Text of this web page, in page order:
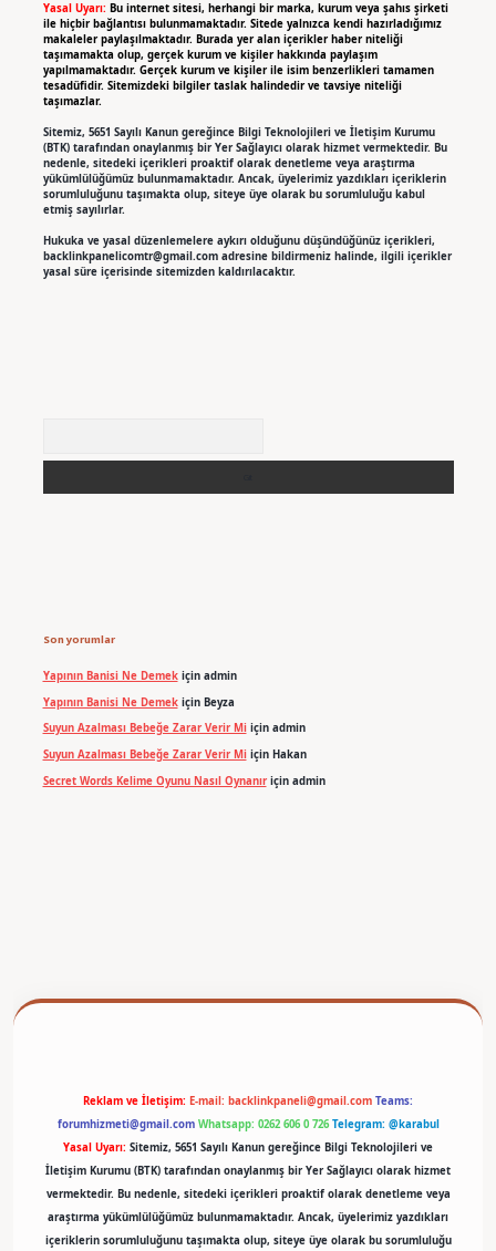
Yasal Uyarı: Bu internet sitesi, herhangi bir marka, kurum veya şahıs şirketi
ile hiçbir bağlantısı bulunmamaktadır. Sitede yalnızca kendi hazırladığımız
makaleler paylaşılmaktadır. Burada yer alan içerikler haber niteliği
taşımamakta olup, gerçek kurum ve kişiler hakkında paylaşım
yapılmamaktadır. Gerçek kurum ve kişiler ile isim benzerlikleri tamamen
tesadüfidir. Sitemizdeki bilgiler taslak halindedir ve tavsiye niteliği
taşımazlar.
Sitemiz, 5651 Sayılı Kanun gereğince Bilgi Teknolojileri ve İletişim Kurumu
(BTK) tarafından onaylanmış bir Yer Sağlayıcı olarak hizmet vermektedir. Bu
nedenle, sitedeki içerikleri proaktif olarak denetleme veya araştırma
yükümlülüğümüz bulunmamaktadır. Ancak, üyelerimiz yazdıkları içeriklerin
sorumluluğunu taşımakta olup, siteye üye olarak bu sorumluluğu kabul
etmiş sayılırlar.
Hukuka ve yasal düzenlemelere aykırı olduğunu düşündüğünüz içerikleri,
backlinkpanelicomtr@gmail.comadresine bildirmeniz halinde, ilgili içerikler
yasal süre içerisinde sitemizden kaldırılacaktır.
Son yorumlar
Yapının Banisi Ne Demekiçin admin
Yapının Banisi Ne Demekiçin Beyza
Suyun Azalması Bebeğe Zarar Verir Miiçin admin
Suyun Azalması Bebeğe Zarar Verir Miiçin Hakan
Secret Words Kelime Oyunu Nasıl Oynanıriçin admin
Reklam ve İletişim: E-mail: backlinkpaneli@gmail.com Teams:
forumhizmeti@gmail.com Whatsapp: 0262 606 0 726 Telegram: @karabul
Yasal Uyarı: Sitemiz, 5651 Sayılı Kanun gereğince Bilgi Teknolojileri ve
İletişim Kurumu (BTK) tarafından onaylanmış bir Yer Sağlayıcı olarak hizmet
vermektedir. Bu nedenle, sitedeki içerikleri proaktif olarak denetleme veya
araştırma yükümlülüğümüz bulunmamaktadır. Ancak, üyelerimiz yazdıkları
içeriklerin sorumluluğunu taşımakta olup, siteye üye olarak bu sorumluluğu